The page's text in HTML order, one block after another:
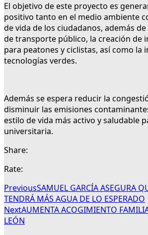
El objetivo de este proyecto es
positivo tanto en el medio ambiente
de vida de los ciudadanos, además
de transporte público, la creación de
para peatones y ciclistas, así como la
tecnologías verdes.
Además se espera reducir la
disminuir las emisiones
estilo de vida más activo y saludable
universitaria.
Share:
Rate:
PreviousSAMUEL GARCÍA ASEGURA
TENDRÁ MÁS AGUA DE LO ESPERADO
NextAUMENTA ACOGIMIENTO
LEÓN